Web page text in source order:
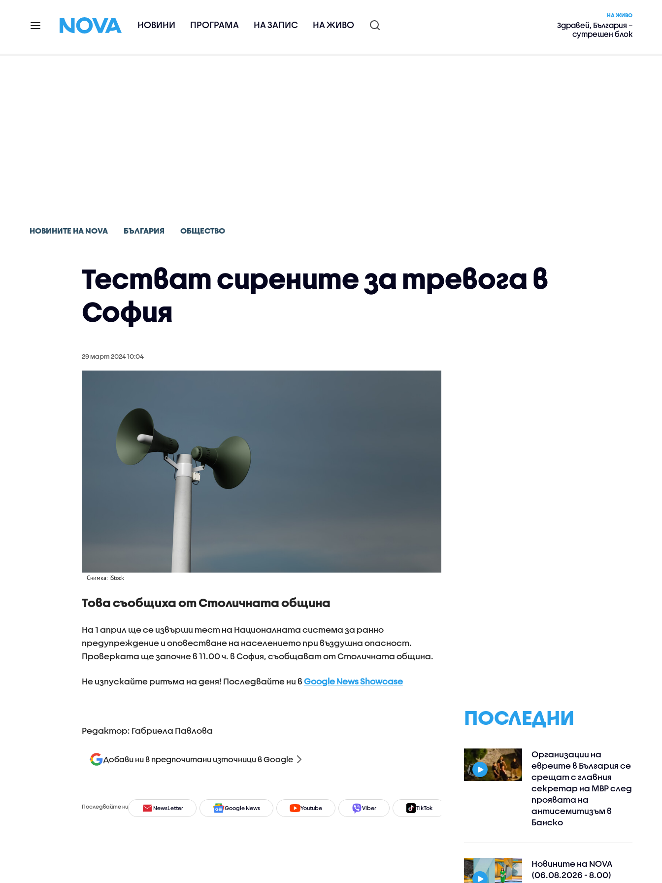
НОВИНИ ПРОГРАМА НА ЗАПИС НА ЖИВО
НА ЖИВО
Здравей, България –
сутрешен блок
НОВИНИТЕ НА NOVA БЪЛГАРИЯ ОБЩЕСТВО
Тестват сирените за тревога в
София
29 март 2024 10:04
Снимка: iStock
Това съобщиха от Столичната община
На 1 април ще се извърши тест на Националната система за ранно
предупреждение и оповестване на населението при въздушна опасност.
Проверката ще започне в 11.00 ч. в София, съобщават от Столичната община.
Не изпускайте ритъма на деня! Последвайте ни в Google News Showcase
Редактор: Габриела Павлова
Добави ни в предпочитани източници в Google
Последвайте ни NewsLetter Google News Youtube Viber TikTok
ПОСЛЕДНИ
Организации на
евреите в България се
срещат с главния
секретар на МВР след
проявата на
антисемитизъм в
Банско
Новините на NOVA
(06.08.2026 - 8.00)